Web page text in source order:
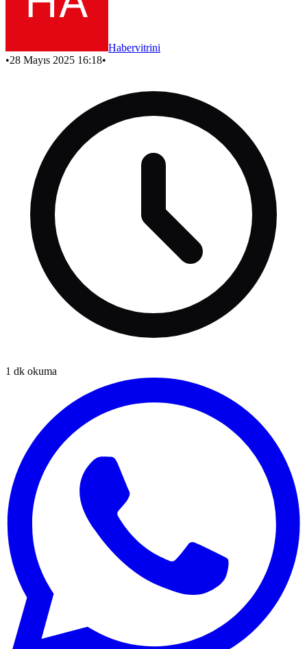
Habervitrini
•28 Mayıs 2025 16:18•
1 dk okuma